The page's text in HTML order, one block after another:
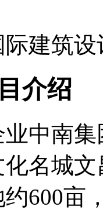
建筑设
介绍
中南
名城
600亩